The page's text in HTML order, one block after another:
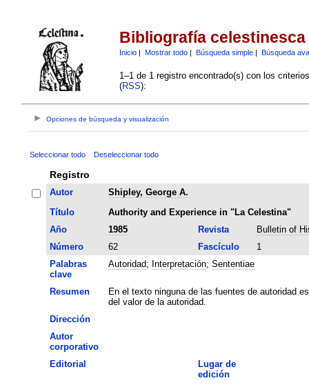
Bibliografía celestinesca
Inicio| Mostrar todo| Búsqueda simple| Búsqueda
1–1 de 1 registro encontrado(s) con los
(RSS):
Opciones de búsqueda y visualización
Seleccionar todo Deseleccionar todo
Registro
Autor
Shipley, George A.
Título
Authority and Experience in "La Celestina"
Año
1985 Revista
Bulletin of
Número
62 Fascículo
1
Palabras
clave
Autoridad; Interpretación; Sententiae
Resumen
En el texto ninguna de las fuentes de autoridad
del valor de la autoridad.
Dirección
Autor
corporativo
Editorial
Lugar de
edición